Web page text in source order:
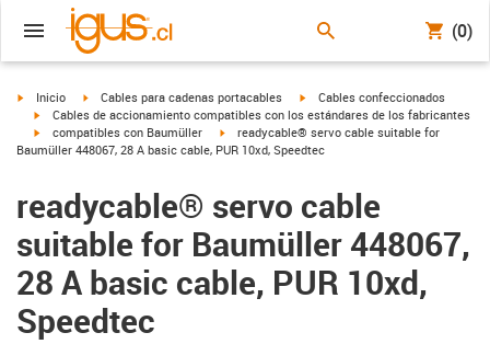
(0)
igus-icon-arrow-right
Inicio igus-icon-arrow-right
Cables para cadenas portacables igus-icon-arrow-right
Cables confeccionados
igus-icon-arrow-right
Cables de accionamiento compatibles con los estándares de los fabricantes
igus-icon-arrow-right
compatibles con Baumüller igus-icon-arrow-right
readycable® servo cable suitable for
Baumüller 448067, 28 A basic cable, PUR 10xd, Speedtec
readycable® servo cable
suitable for Baumüller 448067,
28 A basic cable, PUR 10xd,
Speedtec